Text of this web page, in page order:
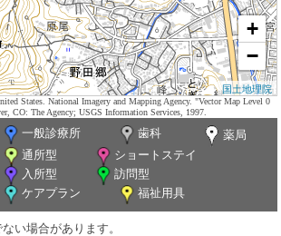
+
−
国土地理院
States. National Imagery and Mapping Agency. "Vector Map Level 0
CO: The Agency; USGS Information Services, 1997.
一般診療所 歯科
薬局
通所型
ショートステイ
入所型
訪問型
ケアプラン
福祉用具
い場合があります。